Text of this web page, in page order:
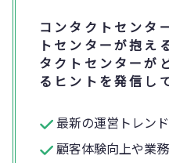
コンタクトセンタ
トセンターが抱え
タクトセンターが
るヒントを発信し
最新の運営トレン
顧客体験向上や業